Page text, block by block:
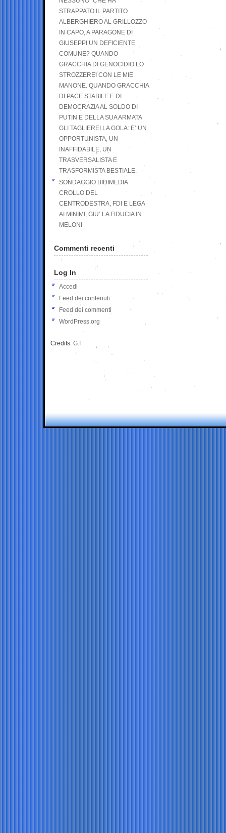
STRAPPATO IL PARTITO
ALBERGHIERO AL GRILLOZZO
IN CAPO, A PARAGONE DI
GIUSEPPI UN DEFICIENTE
COMUNE? QUANDO
GRACCHIA DI GENOCIDIO LO
STROZZEREI CON LE MIE
MANONE. QUANDO GRACCHIA
DI PACE STABILE E DI
DEMOCRAZIA AL SOLDO DI
PUTIN E DELLA SUA ARMATA
GLI TAGLIEREI LA GOLA: E’ UN
OPPORTUNISTA, UN
INAFFIDABILE, UN
TRASVERSALISTA E
TRASFORMISTA BESTIALE.
SONDAGGIO BIDIMEDIA:
CROLLO DEL
CENTRODESTRA, FDI E LEGA
AI MINIMI, GIU’ LA FIDUCIA IN
MELONI
Commenti recenti
Log In
Accedi
Feed dei contenuti
Feed dei commenti
WordPress.org
Credits: G.I